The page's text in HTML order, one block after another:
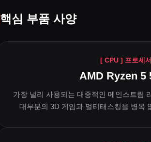
핵심 부품 사양
[ CPU ] 프로세
AMD Ryzen 5
가장 널리 사용되는 대중적인 메인스트림
대부분의 3D 게임과 멀티태스킹을 병목